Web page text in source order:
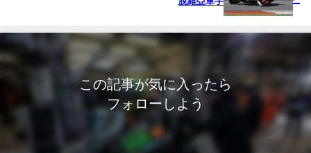
この記事が気に入ったら
フォローしよう